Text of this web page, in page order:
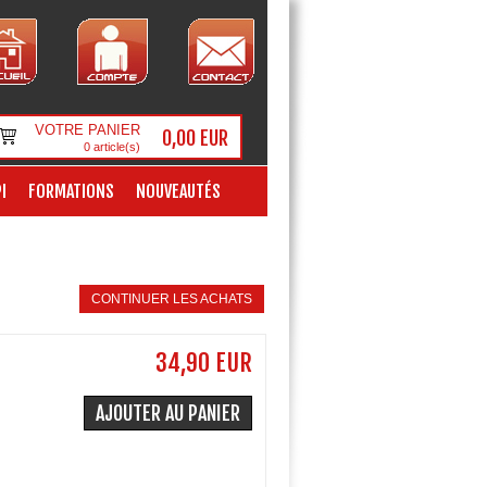
VOTRE PANIER
0article(s) 0,00 EUR
FORMATIONS NOUVEAUTÉS
CONTINUER LES ACHATS
34,90 EUR
AJOUTER AU PANIER